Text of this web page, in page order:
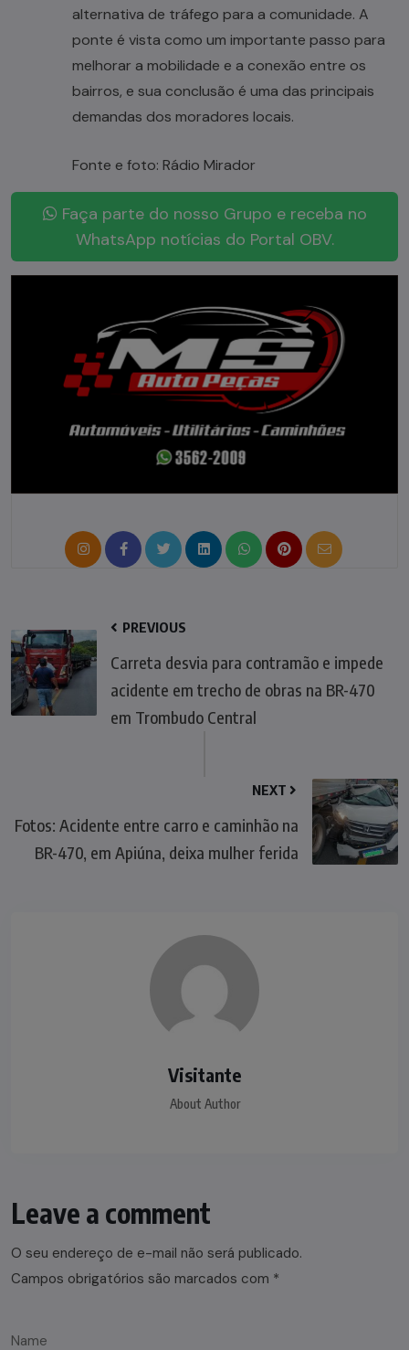
alternativa de tráfego para a comunidade. A
ponte é vista como um importante passo para
melhorar a mobilidade e a conexão entre os
bairros, e sua conclusão é uma das principais
demandas dos moradores locais.
Fonte e foto: Rádio Mirador
Faça parte do nosso Grupo e receba no
WhatsApp notícias do Portal OBV.
PREVIOUS
Carreta desvia para contramão e impede
acidente em trecho de obras na BR-470
em Trombudo Central
NEXT
Fotos: Acidente entre carro e caminhão na
BR-470, em Apiúna, deixa mulher ferida
Visitante
About Author
Leave a comment
O seu endereço de e-mail não será publicado.
Campos obrigatórios são marcados com *